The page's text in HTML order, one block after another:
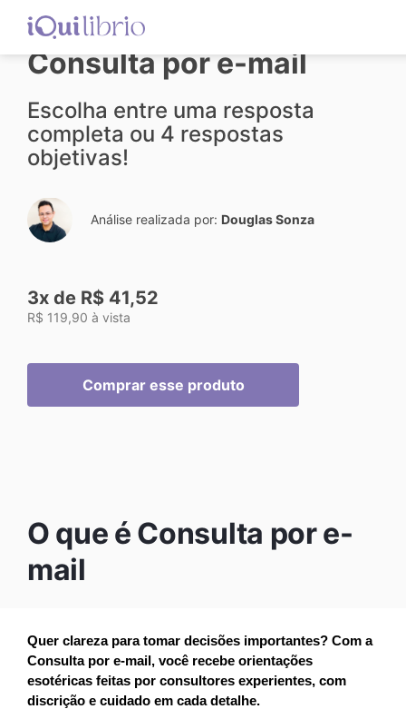
Consulta por e-mail
Escolha entre uma resposta
completa ou 4 respostas
objetivas!
Análise realizada por: Douglas Sonza
3x de R$ 41,52
R$ 119,90 à vista
O que é Consulta por e-
mail
Quer clareza para tomar decisões importantes? Com a
Consulta por e-mail, você recebe orientações
esotéricas feitas por consultores experientes, com
discrição e cuidado em cada detalhe.